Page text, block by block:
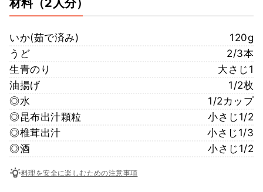
材料（2人分）
いか(茹で済み)
120g
うど
2/3本
生青のり
大さじ1
油揚げ
1/2枚
◎水
1/2カップ
◎昆布出汁顆粒
小さじ1/2
◎椎茸出汁
小さじ1/3
◎酒
小さじ1/2
料理を安全に楽しむための注意事項